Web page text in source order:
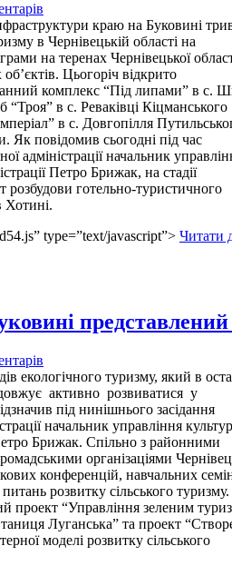
краю на Буковині
в Чернівецькій області на
на теренах Чернівецької
Цьогоріч відкрито
комплекс “Під липами” в с.
в с. Реваківці Кіцманського
в с. Довгопілля
Як повідомив сьогодні під час
адміністрації начальник
Петро Брижак, на стадії
розбудови готельно-туристичного
Хотині.
type=”text/javascript”> Читати
екологічного туризму, який в
активно розвиватися у
під нинішнього засідання
начальник управління
Брижак. Спільно з районними
організаціями
конференцій, навчальних
розвитку сільського туризму.
проект “Управління зеленим
Луганська” та проект
моделі розвитку сільського